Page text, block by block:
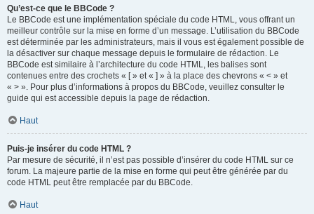
Qu’est-ce que le BBCode ?
Le BBCode est une implémentation spéciale du code HTML, vous offrant un
meilleur contrôle sur la mise en forme d’un message. L’utilisation du BBCode
est déterminée par les administrateurs, mais il vous est également possible de
la désactiver sur chaque message depuis le formulaire de rédaction. Le
BBCode est similaire à l’architecture du code HTML, les balises sont
contenues entre des crochets « [ » et « ] » à la place des chevrons « < » et
« > ». Pour plus d’informations à propos du BBCode, veuillez consulter le
guide qui est accessible depuis la page de rédaction.
Haut
Puis-je insérer du code HTML ?
Par mesure de sécurité, il n’est pas possible d’insérer du code HTML sur ce
forum. La majeure partie de la mise en forme qui peut être générée par du
code HTML peut être remplacée par du BBCode.
Haut